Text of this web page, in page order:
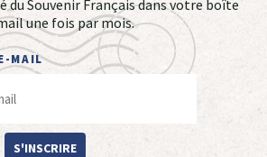
du Souvenir Français dans votre boîte
une fois par mois.
MAIL
S'INSCRIRE